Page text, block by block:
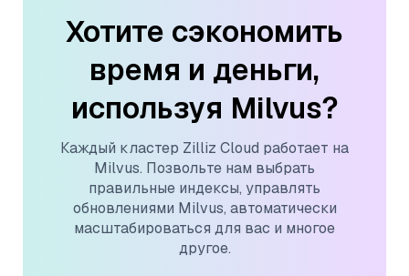
Хотите сэкономить
время и деньги,
используя Milvus?
Каждый кластер Zilliz Cloud работает на
Milvus. Позвольте нам выбрать
правильные индексы, управлять
обновлениями Milvus, автоматически
масштабироваться для вас и многое
другое.